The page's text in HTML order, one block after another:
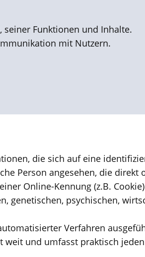
Funktionen und Inhalte.
mit Nutzern.
die sich auf eine
Person angesehen, die
Online-Kennung (z.B.
genetischen, psychischen,
Verfahren
weit und umfasst praktisch